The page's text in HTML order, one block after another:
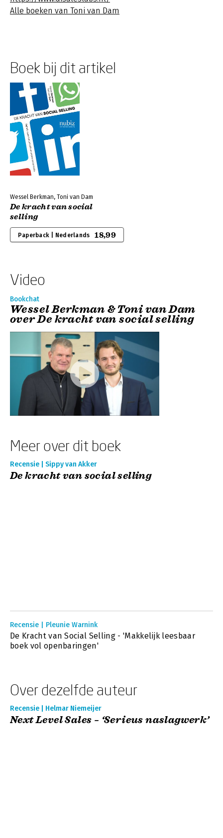
Alle boeken van Toni van Dam
Boek bij dit artikel
Wessel Berkman, Toni van Dam
De kracht van social
selling
Paperback | Nederlands 18,99
Video
Bookchat
Wessel Berkman & Toni van Dam
over De kracht van social selling
Meer over dit boek
Recensie | Sippy van Akker
De kracht van social selling
Recensie | Pleunie Warnink
De Kracht van Social Selling - 'Makkelijk leesbaar
boek vol openbaringen'
Over dezelfde auteur
Recensie | Helmar Niemeijer
Next Level Sales – ‘Serieus naslagwerk’